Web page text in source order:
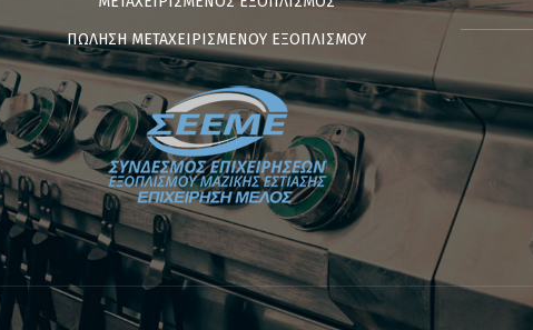
ΠΩΛΗΣΗ ΜΕΤΑΧΕΙΡΙΣΜΕΝΟΥ ΕΞΟΠΛΙΣΜΟΥ